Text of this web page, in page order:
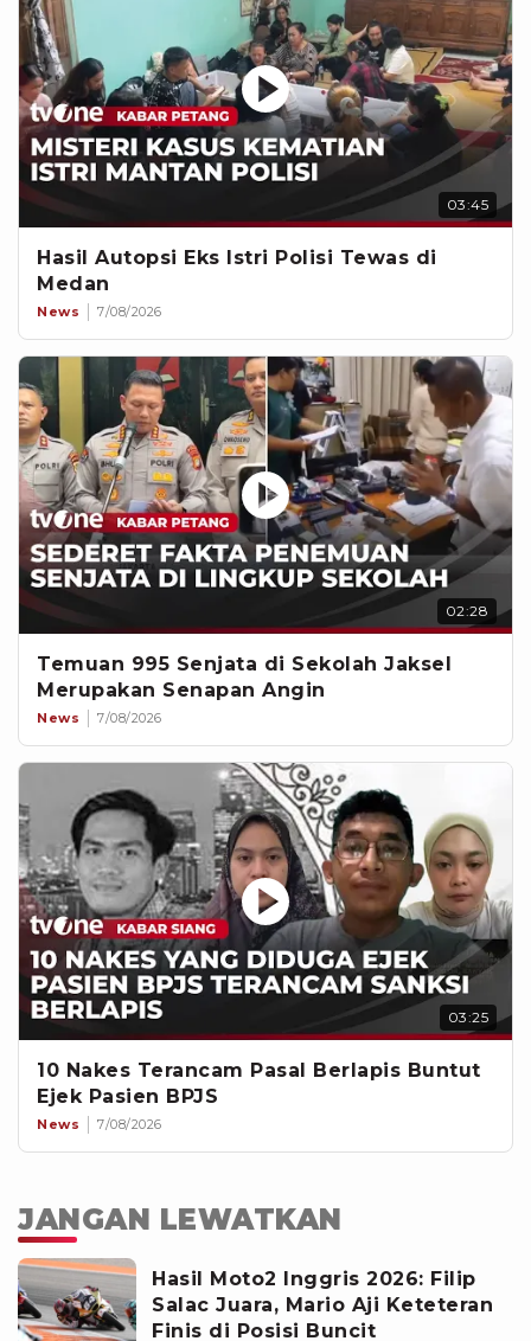
03:45
Hasil Autopsi Eks Istri Polisi Tewas di
Medan
News 7/08/2026
02:28
Temuan 995 Senjata di Sekolah Jaksel
Merupakan Senapan Angin
News 7/08/2026
03:25
10 Nakes Terancam Pasal Berlapis Buntut
Ejek Pasien BPJS
News 7/08/2026
JANGAN LEWATKAN
Hasil Moto2 Inggris 2026: Filip
Salac Juara, Mario Aji Keteteran
Finis di Posisi Buncit